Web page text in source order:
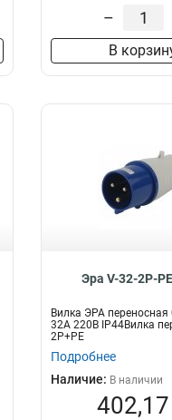
–
В
Эра V-32-2P-
Вилка ЭРА
32А 220В IP44Вилка
2P+PE
Подробнее
Наличие: В наличии